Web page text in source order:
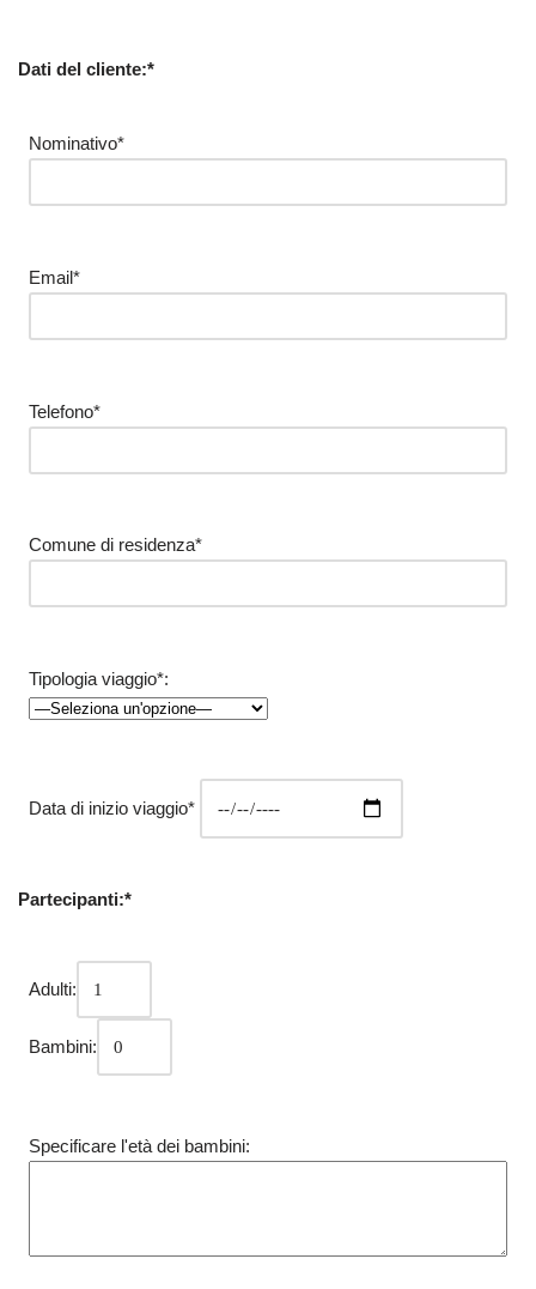
Dati del cliente:*
Nominativo*
Email*
Telefono*
Comune di residenza*
Tipologia viaggio*:
Data di inizio viaggio*
Partecipanti:*
Adulti:
Bambini:
Specificare l'età dei bambini: